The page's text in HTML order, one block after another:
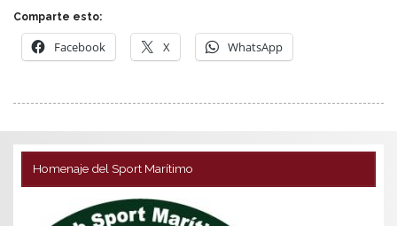
Comparte esto:
Facebook X WhatsApp
Homenaje del Sport Marítimo